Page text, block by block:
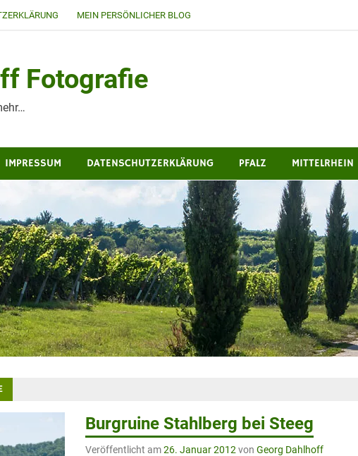
MEIN PERSÖNLICHER BLOG
Fotografie
IMPRESSUM DATENSCHUTZERKLÄRUNG PFALZ MITTELRHEIN
Burgruine Stahlberg bei Steeg
Veröffentlicht am26. Januar 2012 vonGeorg Dahlhoff